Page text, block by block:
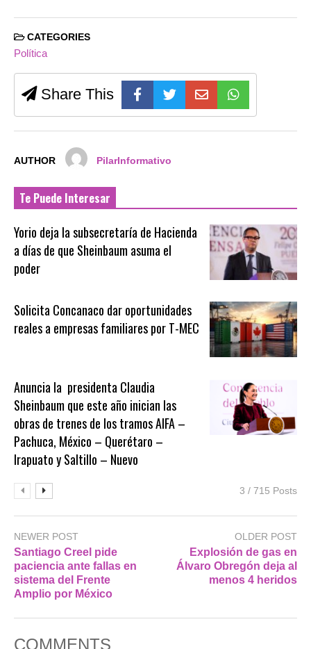
CATEGORIES
Política
Share This
AUTHOR PilarInformativo
Te Puede Interesar
Yorio deja la subsecretaría de Hacienda
a días de que Sheinbaum asuma el
poder
Solicita Concanaco dar oportunidades
reales a empresas familiares por T-MEC
Anuncia la presidenta Claudia
Sheinbaum que este año inician las
obras de trenes de los tramos AIFA –
Pachuca, México – Querétaro –
Irapuato y Saltillo – Nuevo
3 / 715 Posts
NEWER POST
Santiago Creel pide
paciencia ante fallas en
sistema del Frente
Amplio por México
OLDER POST
Explosión de gas en
Álvaro Obregón deja al
menos 4 heridos
COMMENTS